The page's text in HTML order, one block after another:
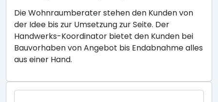
Die Wohnraumberater stehen den Kunden von
der Idee bis zur Umsetzung zur Seite. Der
Handwerks-Koordinator bietet den Kunden bei
Bauvorhaben von Angebot bis Endabnahme alles
aus einer Hand.